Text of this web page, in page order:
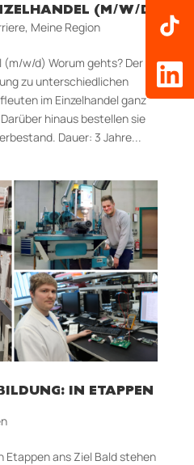
(M/W/D)
, Meine Region
(m/w/d) Worum gehts? Der
zu unter­schiedlichen
im Einzelhandel ganz
hinaus bestellen sie
Dauer: 3 Jahre...
IN ETAPPEN
Etappen ans Ziel Bald stehen